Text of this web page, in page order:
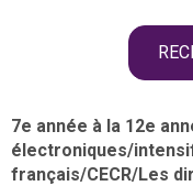
7e année à la 12e
électroniques/
français/CECR/Les